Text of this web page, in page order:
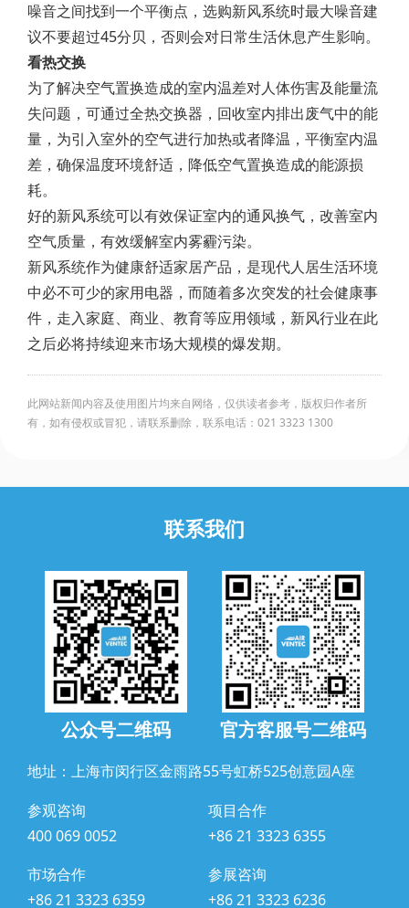
噪音之间找到一个平衡点，选购新风系统时最大噪音建
议不要超过45分贝，否则会对日常生活休息产生影响。
看热交换
为了解决空气置换造成的室内温差对人体伤害及能量流
失问题，可通过全热交换器，回收室内排出废气中的能
量，为引入室外的空气进行加热或者降温，平衡室内温
差，确保温度环境舒适，降低空气置换造成的能源损
耗。
好的新风系统可以有效保证室内的通风换气，改善室内
空气质量，有效缓解室内雾霾污染。
新风系统作为健康舒适家居产品，是现代人居生活环境
中必不可少的家用电器，而随着多次突发的社会健康事
件，走入家庭、商业、教育等应用领域，新风行业在此
之后必将持续迎来市场大规模的爆发期。
此网站新闻内容及使用图片均来自网络，仅供读者参考，版权归作者所
有，如有侵权或冒犯，请联系删除，联系电话：021 3323 1300
联系我们
公众号二维码 官方客服号二维码
地址：上海市闵行区金雨路55号虹桥525创意园A座
参观咨询
400 069 0052
项目合作
+86 21 3323 6355
市场合作
+86 21 3323 6359
参展咨询
+86 21 3323 6236